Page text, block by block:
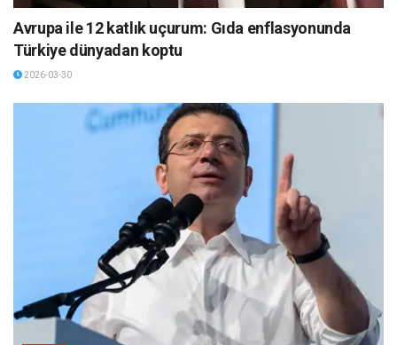
Avrupa ile 12 katlık uçurum: Gıda enflasyonunda
Türkiye dünyadan koptu
2026-03-30